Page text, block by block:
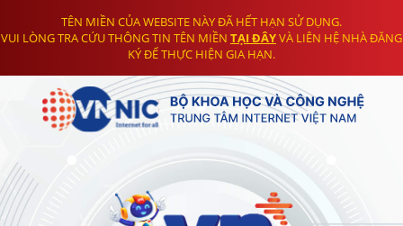
TÊN MIỀN CỦA WEBSITE NÀY ĐÃ HẾT HẠN SỬ DỤNG.
VUI LÒNG TRA CỨU THÔNG TIN TÊN MIỀN TẠI ĐÂYVÀ LIÊN HỆ NHÀ ĐĂNG
KÝ ĐỂ THỰC HIỆN GIA HẠN.